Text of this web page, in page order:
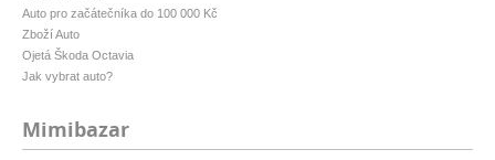
Auto pro začátečníka do 100 000 Kč
Zboží Auto
Ojetá Škoda Octavia
Jak vybrat auto?
Mimibazar